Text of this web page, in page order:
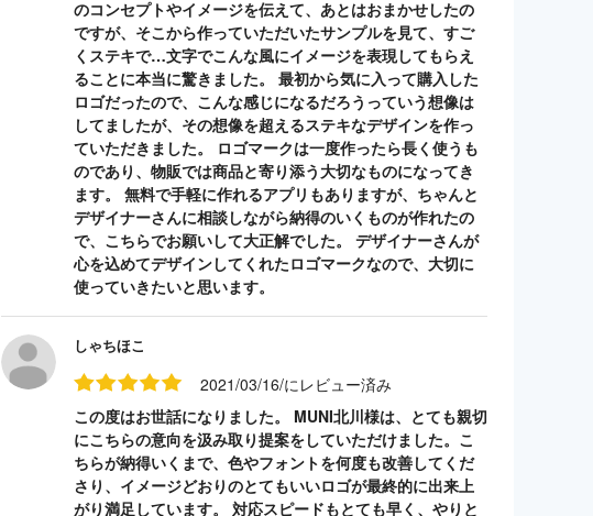
のコンセプトやイメージを伝えて、あとはおまかせしたの
ですが、そこから作っていただいたサンプルを見て、すご
くステキで…文字でこんな風にイメージを表現してもらえ
ることに本当に驚きました。 最初から気に入って購入した
ロゴだったので、こんな感じになるだろうっていう想像は
してましたが、その想像を超えるステキなデザインを作っ
ていただきました。 ロゴマークは一度作ったら長く使うも
のであり、物販では商品と寄り添う大切なものになってき
ます。 無料で手軽に作れるアプリもありますが、ちゃんと
デザイナーさんに相談しながら納得のいくものが作れたの
で、こちらでお願いして大正解でした。 デザイナーさんが
心を込めてデザインしてくれたロゴマークなので、大切に
使っていきたいと思います。
しゃちほこ
2021/03/16/にレビュー済み
この度はお世話になりました。 MUNI北川様は、とても親切
にこちらの意向を汲み取り提案をしていただけました。こ
ちらが納得いくまで、色やフォントを何度も改善してくだ
さり、イメージどおりのとてもいいロゴが最終的に出来上
がり満足しています。 対応スピードもとても早く、やりと